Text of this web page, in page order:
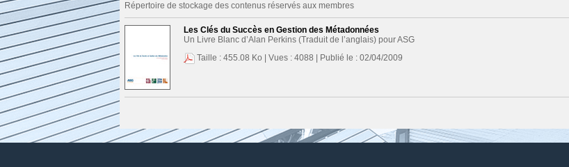
Répertoire de stockage des contenus réservés aux membres
Les Clés du Succès en Gestion des Métadonnées
Un Livre Blanc d’Alan Perkins (Traduit de l’anglais) pour ASG
Taille : 455.08 Ko | Vues : 4088 | Publié le : 02/04/2009